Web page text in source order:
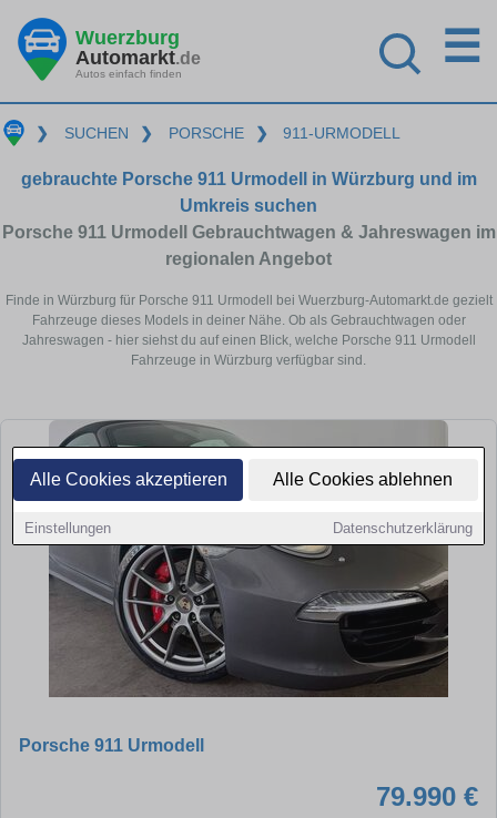
Alle Cookies akzeptieren Alle Cookies ablehnen
Einstellungen Datenschutzerklärung
Wuerzburg
Automarkt.de
Autos einfach finden
☰
❯ SUCHEN ❯ PORSCHE ❯ 911-URMODELL
gebrauchte Porsche 911 Urmodell in Würzburg und im
Umkreis suchen
Porsche 911 Urmodell Gebrauchtwagen & Jahreswagen im
regionalen Angebot
Finde in Würzburg für Porsche 911 Urmodell bei Wuerzburg-Automarkt.de gezielt
Fahrzeuge dieses Models in deiner Nähe. Ob als Gebrauchtwagen oder
Jahreswagen - hier siehst du auf einen Blick, welche Porsche 911 Urmodell
Fahrzeuge in Würzburg verfügbar sind.
Porsche 911 Urmodell
79.990 €